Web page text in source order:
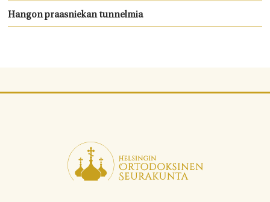
Hangon praasniekan tunnelmia